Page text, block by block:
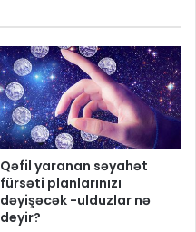
Qəfil yaranan səyahət
fürsəti planlarınızı
dəyişəcək -ulduzlar nə
deyir?